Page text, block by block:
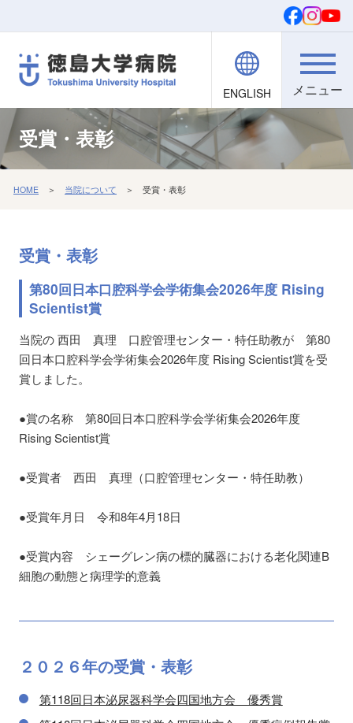
ご寄付
ENGLISH 検索
院内職員向け
文字・背景
受賞・表彰
HOME ＞ 当院について ＞ 受賞・表彰
受賞・表彰
第80回日本口腔科学会学術集会2026年度 Rising
Scientist賞
当院の 西田 真理 口腔管理センター・特任助教が 第80
回日本口腔科学会学術集会2026年度 Rising Scientist賞を受
賞しました。
●賞の名称 第80回日本口腔科学会学術集会2026年度
Rising Scientist賞
●受賞者 西田 真理（口腔管理センター・特任助教）
●受賞年月日 令和8年4月18日
●受賞内容 シェーグレン病の標的臓器における老化関連B
細胞の動態と病理学的意義
２０２６年の受賞・表彰
第118回日本泌尿器科学会四国地方会 優秀賞